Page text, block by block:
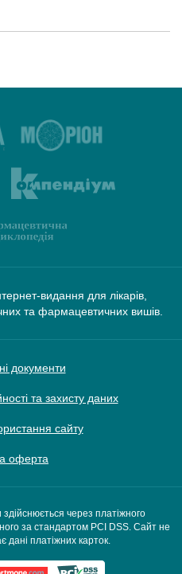
видання для лікарів,
та фармацевтичних вишів.
документи
та захисту даних
сайту
оферта
через платіжного
за стандартом PCI DSS. Сайт не
дані платіжних карток.